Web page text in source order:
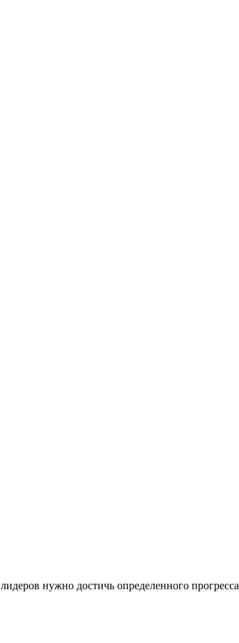
нужно достичь определенного прогресса